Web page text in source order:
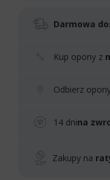
Darmowa
Kup opony z
Odbierz
14 dnina
Zakupy na